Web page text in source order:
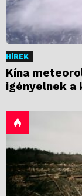
HÍREK
Kína
igényelnek a